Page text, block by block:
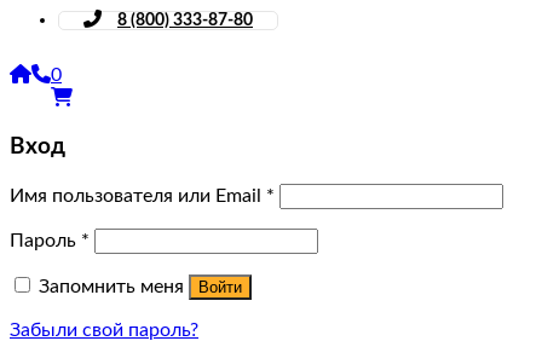
8 (800) 333-87-80
0
Вход
Имя пользователя или Email *
Пароль *
Запомнить меня Войти
Забыли свой пароль?